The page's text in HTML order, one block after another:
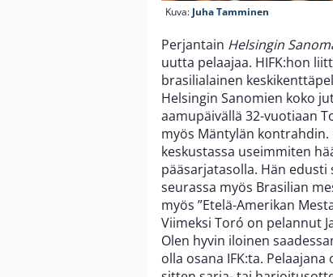
Kuva: Juha Tamminen
Perjantain Helsingin
uutta pelaajaa. HIFK:hon
brasilialainen
Helsingin Sanomien koko
aamupäivällä 32-vuotiaan
myös Mäntylän
keskustassa useimmiten
pääsarjatasolla. Hän edusti
seurassa myös Brasilian
myös ”Etelä-Amerikan
Viimeksi Toró on pelannut
Olen hyvin iloinen
olla osana IFK:ta.